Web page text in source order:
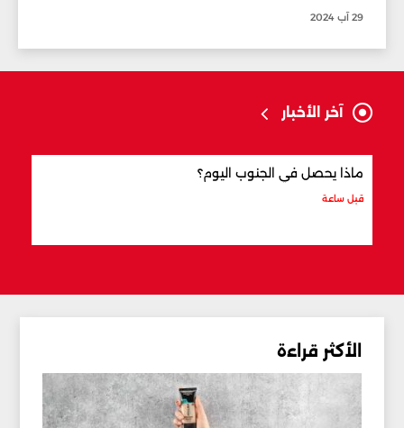
29 آب 2024
آخر الأخبار
ماذا يحصل في الجنوب اليوم؟
قبل ساعة
الأكثر قراءة